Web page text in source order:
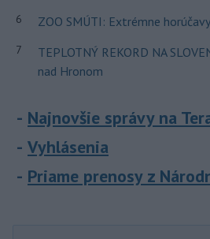
6 ZOO SMÚTI: Extrémne
7
TEPLOTNÝ REKORD NA
nad Hronom
Najnovšie správy na
Vyhlásenia
Priame prenosy z